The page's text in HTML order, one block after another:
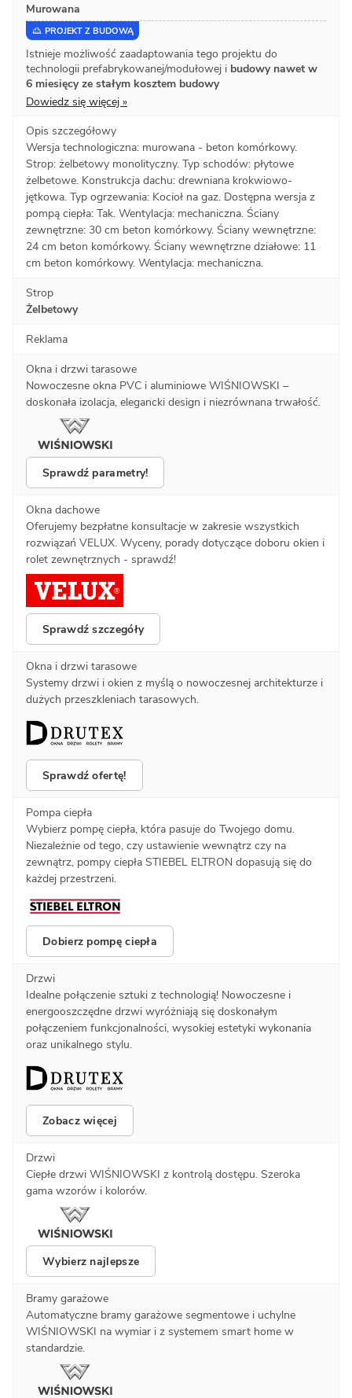
Murowana
PROJEKT Z BUDOWĄ
Istnieje możliwość zaadaptowania tego projektu do
technologii prefabrykowanej/modułowej i budowy nawet w
6 miesięcy ze stałym kosztem budowy
Dowiedz się więcej »
Opis szczegółowy
Wersja technologiczna: murowana - beton komórkowy.
Strop: żelbetowy monolityczny. Typ schodów: płytowe
żelbetowe. Konstrukcja dachu: drewniana krokwiowo-
jętkowa. Typ ogrzewania: Kocioł na gaz. Dostępna wersja z
pompą ciepła: Tak. Wentylacja: mechaniczna. Ściany
zewnętrzne: 30 cm beton komórkowy. Ściany wewnętrzne:
24 cm beton komórkowy. Ściany wewnętrzne działowe: 11
cm beton komórkowy. Wentylacja: mechaniczna.
Strop
Żelbetowy
Reklama
Okna i drzwi tarasowe
Nowoczesne okna PVC i aluminiowe WIŚNIOWSKI –
doskonała izolacja, elegancki design i niezrównana trwałość.
Sprawdź parametry!
Okna dachowe
Oferujemy bezpłatne konsultacje w zakresie wszystkich
rozwiązań VELUX. Wyceny, porady dotyczące doboru okien i
rolet zewnętrznych - sprawdź!
Sprawdź szczegóły
Okna i drzwi tarasowe
Systemy drzwi i okien z myślą o nowoczesnej architekturze i
dużych przeszkleniach tarasowych.
Sprawdź ofertę!
Pompa ciepła
Wybierz pompę ciepła, która pasuje do Twojego domu.
Niezależnie od tego, czy ustawienie wewnątrz czy na
zewnątrz, pompy ciepła STIEBEL ELTRON dopasują się do
każdej przestrzeni.
Dobierz pompę ciepła
Drzwi
Idealne połączenie sztuki z technologią! Nowoczesne i
energooszczędne drzwi wyróżniają się doskonałym
połączeniem funkcjonalności, wysokiej estetyki wykonania
oraz unikalnego stylu.
Zobacz więcej
Drzwi
Ciepłe drzwi WIŚNIOWSKI z kontrolą dostępu. Szeroka
gama wzorów i kolorów.
Wybierz najlepsze
Bramy garażowe
Automatyczne bramy garażowe segmentowe i uchylne
WIŚNIOWSKI na wymiar i z systemem smart home w
standardzie.